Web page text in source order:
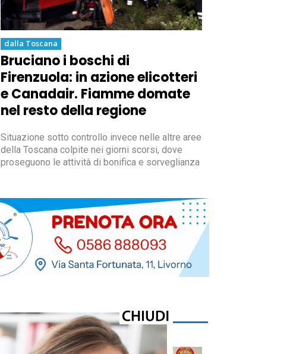
dalla Toscana
Bruciano i boschi di
Firenzuola: in azione elicotteri
e Canadair. Fiamme domate
nel resto della regione
Situazione sotto controllo invece nelle altre aree
della Toscana colpite nei giorni scorsi, dove
proseguono le attività di bonifica e sorveglianza